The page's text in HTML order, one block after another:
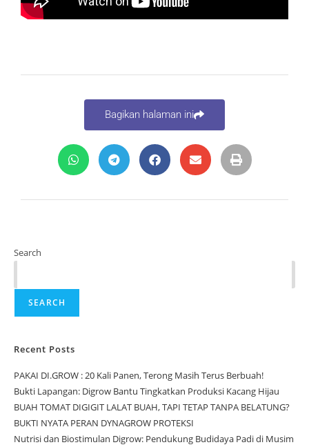
Bagikan halaman ini
Search
SEARCH
Recent Posts
PAKAI DI.GROW : 20 Kali Panen, Terong Masih Terus Berbuah!
Bukti Lapangan: Digrow Bantu Tingkatkan Produksi Kacang Hijau
BUAH TOMAT DIGIGIT LALAT BUAH, TAPI TETAP TANPA BELATUNG?
BUKTI NYATA PERAN DYNAGROW PROTEKSI
Nutrisi dan Biostimulan Digrow: Pendukung Budidaya Padi di Musim